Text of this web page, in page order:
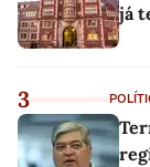
já
3